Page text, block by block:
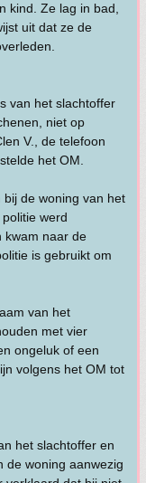
kind. Ze lag in bad,
uit dat ze de
van het slachtoffer
niet op
V., de telefoon
het OM.
de woning van het
werd
kwam naar de
is gebruikt om
van het
met vier
ongeluk of een
volgens het OM tot
het slachtoffer en
de woning aanwezig